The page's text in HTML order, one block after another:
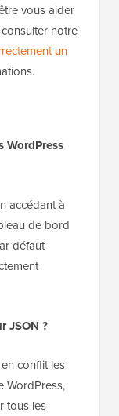
vous aider
notre
un
WordPress
accédant à
de bord
défaut
JSON ?
conflit les
WordPress,
tous les